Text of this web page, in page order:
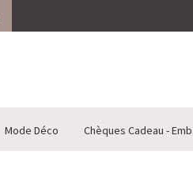
Mode Déco Chèques Cadeau -